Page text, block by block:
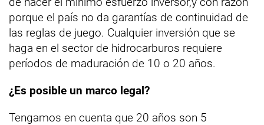
porque el país no da garantías de continuidad de
las reglas de juego. Cualquier inversión que se
haga en el sector de hidrocarburos requiere
períodos de maduración de 10 o 20 años.
¿Es posible un marco legal?
Tengamos en cuenta que 20 años son 5